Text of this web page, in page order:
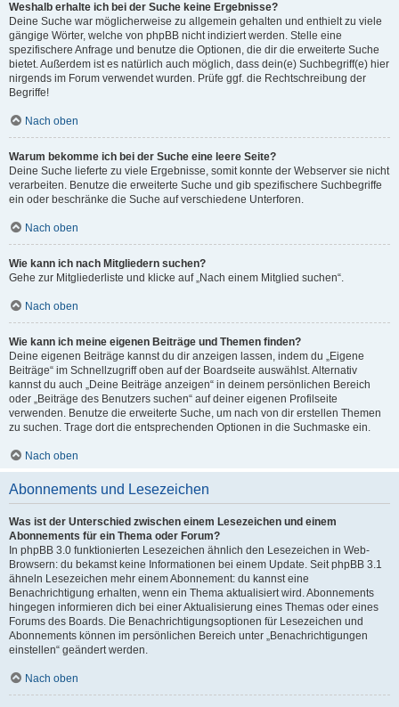
Weshalb erhalte ich bei der Suche keine Ergebnisse?
Deine Suche war möglicherweise zu allgemein gehalten und enthielt zu viele
gängige Wörter, welche von phpBB nicht indiziert werden. Stelle eine
spezifischere Anfrage und benutze die Optionen, die dir die erweiterte Suche
bietet. Außerdem ist es natürlich auch möglich, dass dein(e) Suchbegriff(e) hier
nirgends im Forum verwendet wurden. Prüfe ggf. die Rechtschreibung der
Begriffe!
Nach oben
Warum bekomme ich bei der Suche eine leere Seite?
Deine Suche lieferte zu viele Ergebnisse, somit konnte der Webserver sie nicht
verarbeiten. Benutze die erweiterte Suche und gib spezifischere Suchbegriffe
ein oder beschränke die Suche auf verschiedene Unterforen.
Nach oben
Wie kann ich nach Mitgliedern suchen?
Gehe zur Mitgliederliste und klicke auf „Nach einem Mitglied suchen“.
Nach oben
Wie kann ich meine eigenen Beiträge und Themen finden?
Deine eigenen Beiträge kannst du dir anzeigen lassen, indem du „Eigene
Beiträge“ im Schnellzugriff oben auf der Boardseite auswählst. Alternativ
kannst du auch „Deine Beiträge anzeigen“ in deinem persönlichen Bereich
oder „Beiträge des Benutzers suchen“ auf deiner eigenen Profilseite
verwenden. Benutze die erweiterte Suche, um nach von dir erstellen Themen
zu suchen. Trage dort die entsprechenden Optionen in die Suchmaske ein.
Nach oben
Abonnements und Lesezeichen
Was ist der Unterschied zwischen einem Lesezeichen und einem
Abonnements für ein Thema oder Forum?
In phpBB 3.0 funktionierten Lesezeichen ähnlich den Lesezeichen in Web-
Browsern: du bekamst keine Informationen bei einem Update. Seit phpBB 3.1
ähneln Lesezeichen mehr einem Abonnement: du kannst eine
Benachrichtigung erhalten, wenn ein Thema aktualisiert wird. Abonnements
hingegen informieren dich bei einer Aktualisierung eines Themas oder eines
Forums des Boards. Die Benachrichtigungsoptionen für Lesezeichen und
Abonnements können im persönlichen Bereich unter „Benachrichtigungen
einstellen“ geändert werden.
Nach oben